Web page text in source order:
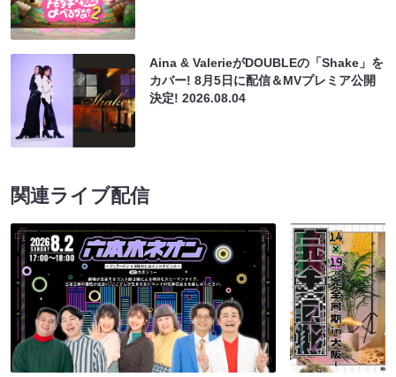
Aina & ValerieがDOUBLEの「Shake」を
カバー! 8月5日に配信＆MVプレミア公開
決定!2026.08.04
関連ライブ配信